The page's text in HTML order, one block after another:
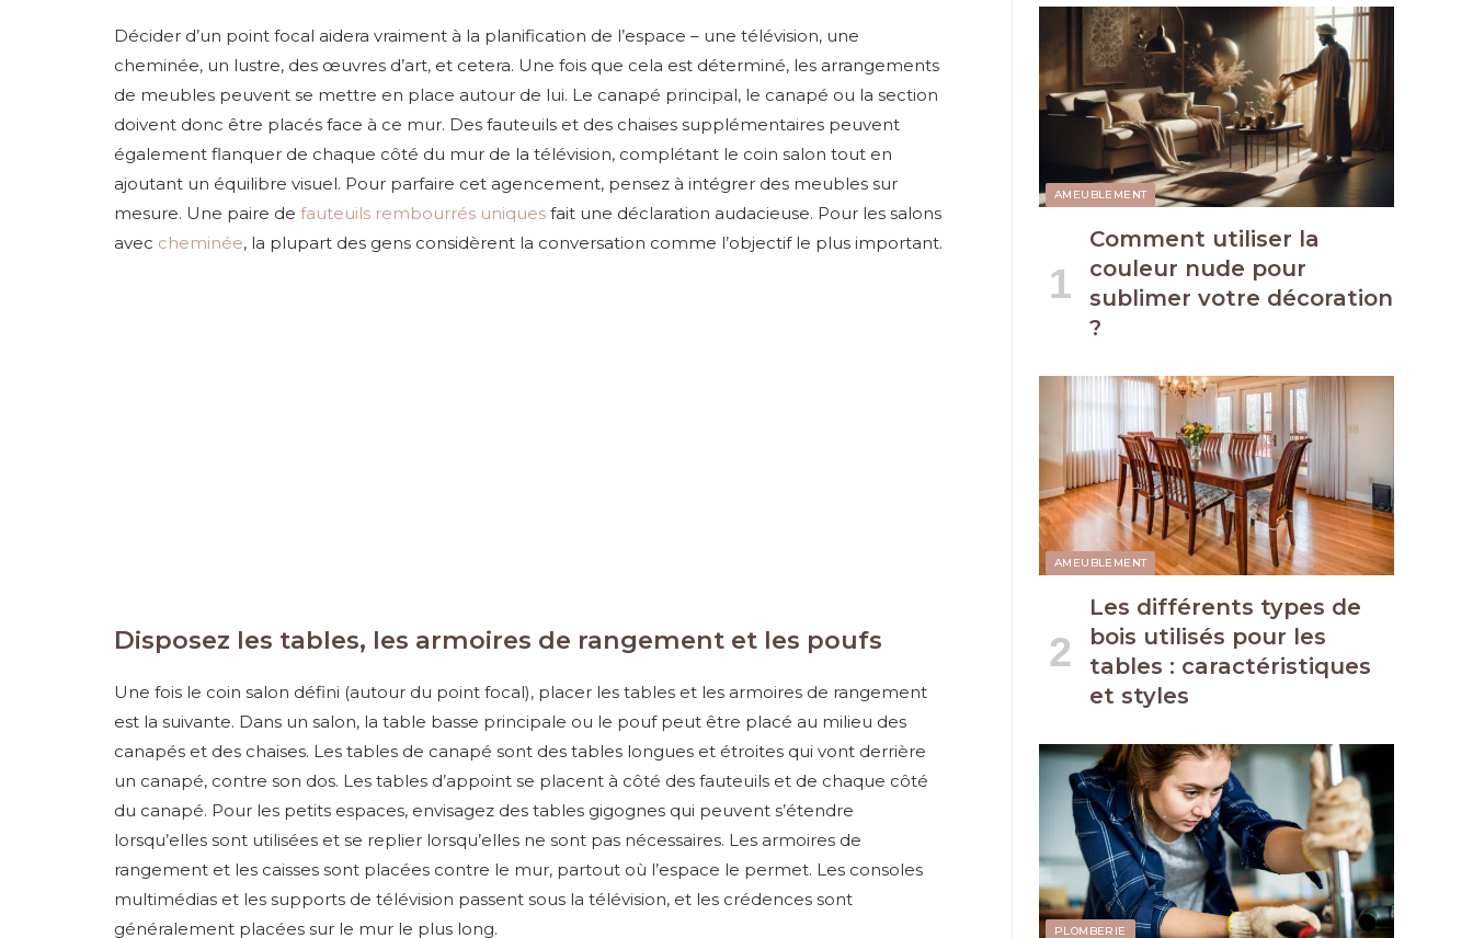
Décider d’un point focal aidera vraiment à la planification de l’espace – une télévision, une
cheminée, un lustre, des œuvres d’art, et cetera. Une fois que cela est déterminé, les arrangements
de meubles peuvent se mettre en place autour de lui. Le canapé principal, le canapé ou la section
doivent donc être placés face à ce mur. Des fauteuils et des chaises supplémentaires peuvent
également flanquer de chaque côté du mur de la télévision, complétant le coin salon tout en
ajoutant un équilibre visuel. Pour parfaire cet agencement, pensez à intégrer des meubles sur
mesure. Une paire defauteuils rembourrés uniques fait une déclaration audacieuse. Pour les salons
avec cheminée, la plupart des gens considèrent la conversation comme l’objectif le plus important.
Disposez les tables, les armoires de rangement et les poufs
Une fois le coin salon défini (autour du point focal), placer les tables et les armoires de rangement
est la suivante. Dans un salon, la table basse principale ou le pouf peut être placé au milieu des
canapés et des chaises. Les tables de canapé sont des tables longues et étroites qui vont derrière
un canapé, contre son dos. Les tables d’appoint se placent à côté des fauteuils et de chaque côté
du canapé. Pour les petits espaces, envisagez des tables gigognes qui peuvent s’étendre
lorsqu’elles sont utilisées et se replier lorsqu’elles ne sont pas nécessaires. Les armoires de
rangement et les caisses sont placées contre le mur, partout où l’espace le permet. Les consoles
multimédias et les supports de télévision passent sous la télévision, et les crédences sont
généralement placées sur le mur le plus long.
AMEUBLEMENT
Comment utiliser la
couleur nude pour
sublimer votre décoration
?
AMEUBLEMENT
Les différents types de
bois utilisés pour les
tables : caractéristiques
et styles
PLOMBERIE